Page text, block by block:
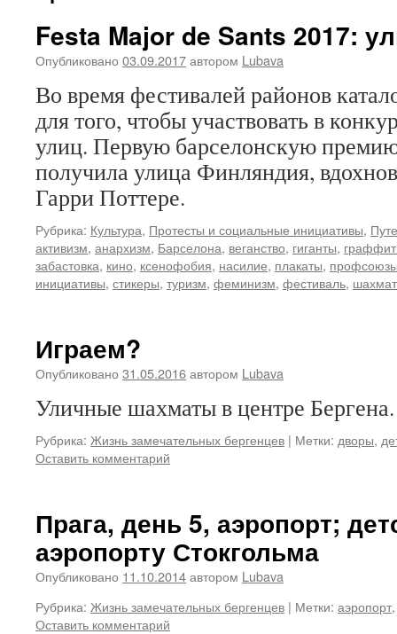
Festa Major de Sants 2017:
Опубликовано 03.09.2017автором Lubava
Во время фестивалей районов
для того, чтобы участвовать в
улиц. Первую барселонскую
получила улица Финляндия,
Гарри Поттере.
Рубрика: Культура, Протесты и социальные инициативы,
активизм, анархизм, Барселона, веганство, гиганты,
забастовка, кино, ксенофобия, насилие, плакаты,
инициативы, стикеры, туризм, феминизм, фестиваль,
Играем?
Опубликовано 31.05.2016автором Lubava
Уличные шахматы в центре Бергена.
Рубрика: Жизнь замечательных бергенцев | Метки: дворы,
Оставить комментарий
Прага, день 5, аэропорт;
аэропорту Стокгольма
Опубликовано 11.10.2014автором Lubava
Рубрика: Жизнь замечательных бергенцев | Метки: аэропорт
Оставить комментарий